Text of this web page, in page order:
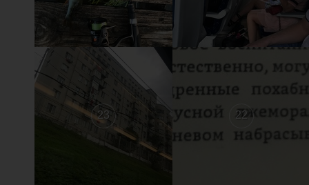
23 22